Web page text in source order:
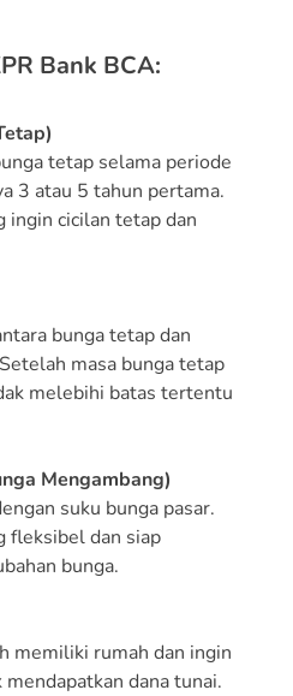
Bank BCA:
tetap selama periode
3 atau 5 tahun pertama.
ingin cicilan tetap dan
bunga tetap dan
masa bunga tetap
melebihi batas tertentu
Mengambang)
suku bunga pasar.
fleksibel dan siap
bunga.
memiliki rumah dan ingin
dana tunai.